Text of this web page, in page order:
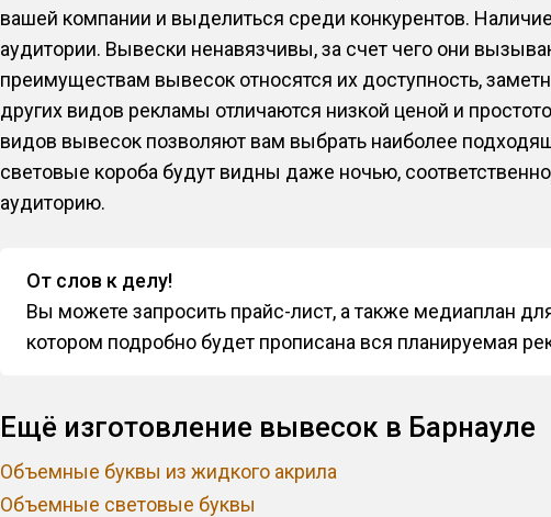
вашей компании и выделиться среди конкурентов.
аудитории. Вывески ненавязчивы, за счет чего они
преимуществам вывесок относятся их доступность,
других видов рекламы отличаются низкой ценой и
видов вывесок позволяют вам выбрать наиболее
световые короба будут видны даже ночью,
аудиторию.
От слов к делу!
Вы можете запросить прайс-лист, а также медиаплан
котором подробно будет прописана вся планируемая
Ещё изготовление вывесок в Барнауле
Объемные буквы из жидкого акрила
Объемные световые буквы